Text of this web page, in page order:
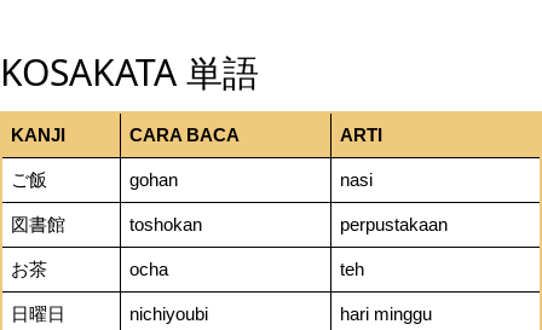
KOSAKATA 単語
KANJI CARA BACA ARTI
ご飯 gohan nasi
図書館 toshokan perpustakaan
お茶 ocha teh
日曜日 nichiyoubi hari minggu